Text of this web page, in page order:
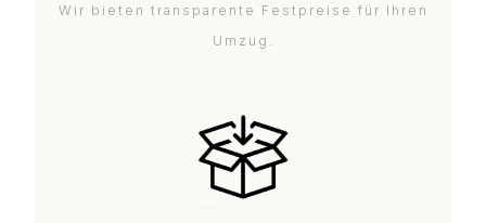
Wir bieten transparente Festpreise für Ihren
Umzug.